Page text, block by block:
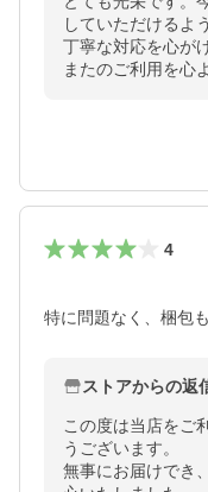
していただけるよう
丁寧な対応を心が
またのご利用を心
4
特に問題なく、梱包
ストアからの返
この度は当店をご
うございます。
無事にお届けでき